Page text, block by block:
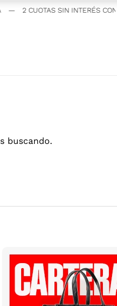
— 2 CUOTAS SIN INTERÉS CON
buscando.